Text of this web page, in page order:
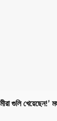
গুলি